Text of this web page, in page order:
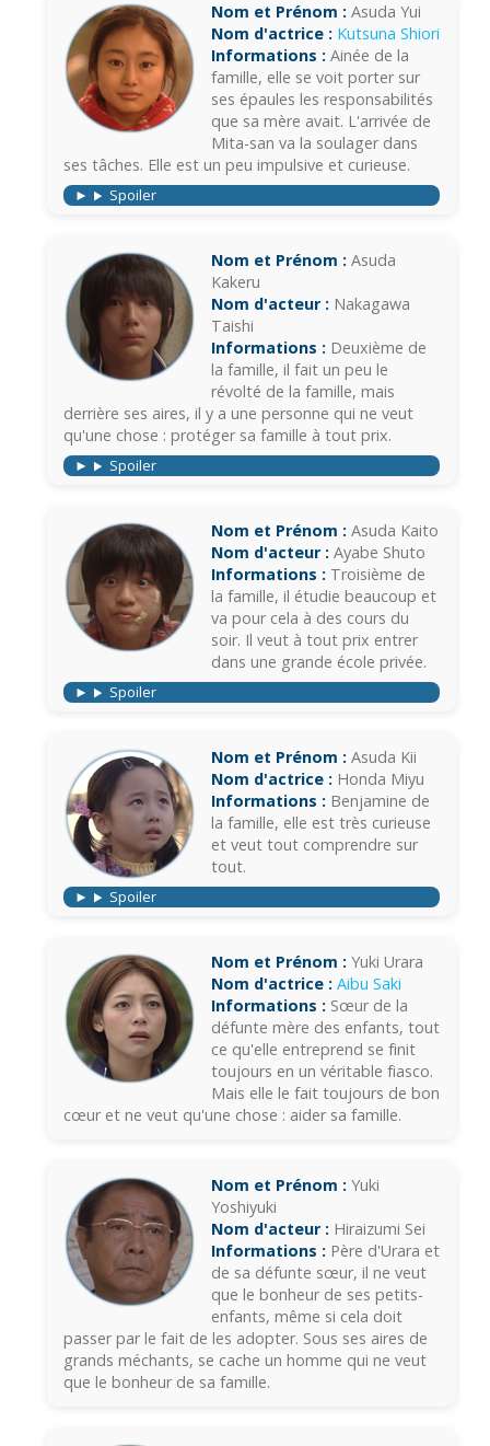
Nom et Prénom : Asuda Yui
Nom d'actrice : Kutsuna Shiori
Informations : Ainée de la
famille, elle se voit porter sur
ses épaules les responsabilités
que sa mère avait. L'arrivée de
Mita-san va la soulager dans
ses tâches. Elle est un peu impulsive et curieuse.
Spoiler
Nom et Prénom : Asuda
Kakeru
Nom d'acteur : Nakagawa
Taishi
Informations : Deuxième de
la famille, il fait un peu le
révolté de la famille, mais
derrière ses aires, il y a une personne qui ne veut
qu'une chose : protéger sa famille à tout prix.
Spoiler
Nom et Prénom : Asuda Kaito
Nom d'acteur : Ayabe Shuto
Informations : Troisième de
la famille, il étudie beaucoup et
va pour cela à des cours du
soir. Il veut à tout prix entrer
dans une grande école privée.
Spoiler
Nom et Prénom : Asuda Kii
Nom d'actrice : Honda Miyu
Informations : Benjamine de
la famille, elle est très curieuse
et veut tout comprendre sur
tout.
Spoiler
Nom et Prénom : Yuki Urara
Nom d'actrice : Aibu Saki
Informations : Sœur de la
défunte mère des enfants, tout
ce qu'elle entreprend se finit
toujours en un véritable fiasco.
Mais elle le fait toujours de bon
cœur et ne veut qu'une chose : aider sa famille.
Nom et Prénom : Yuki
Yoshiyuki
Nom d'acteur : Hiraizumi Sei
Informations : Père d'Urara et
de sa défunte sœur, il ne veut
que le bonheur de ses petits-
enfants, même si cela doit
passer par le fait de les adopter. Sous ses aires de
grands méchants, se cache un homme qui ne veut
que le bonheur de sa famille.